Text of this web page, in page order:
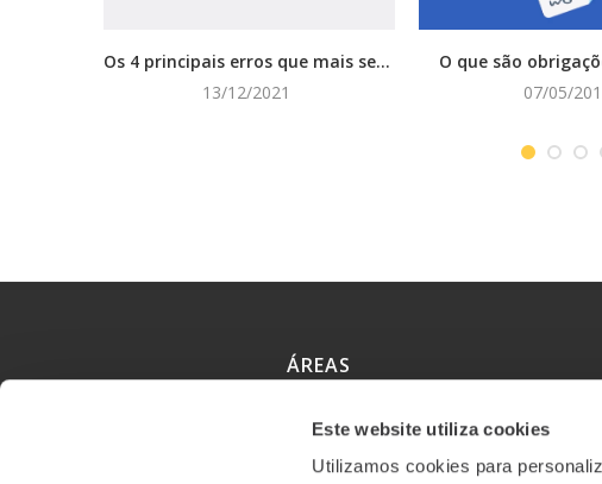
Este website utiliza cookies
Utilizamos cookies para
Os 4 principais erros que mais se...
13/12/2021
O que são
07/05/
ÁREAS